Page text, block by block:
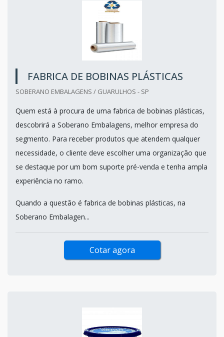
FABRICA DE BOBINAS PLÁSTICAS
SOBERANO EMBALAGENS / GUARULHOS - SP
Quem está à procura de uma fabrica de bobinas plásticas,
descobrirá a Soberano Embalagens, melhor empresa do
segmento. Para receber produtos que atendem qualquer
necessidade, o cliente deve escolher uma organização que
se destaque por um bom suporte pré-venda e tenha ampla
experiência no ramo.
Quando a questão é fabrica de bobinas plásticas, na
Soberano Embalagen...
Cotar agora